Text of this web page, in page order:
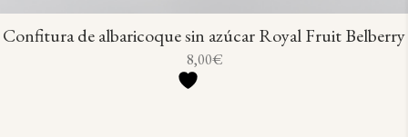
Confitura de albaricoque sin azúcar Royal Fruit Belberry
8,00€